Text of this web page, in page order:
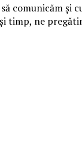
comunicăm
ne